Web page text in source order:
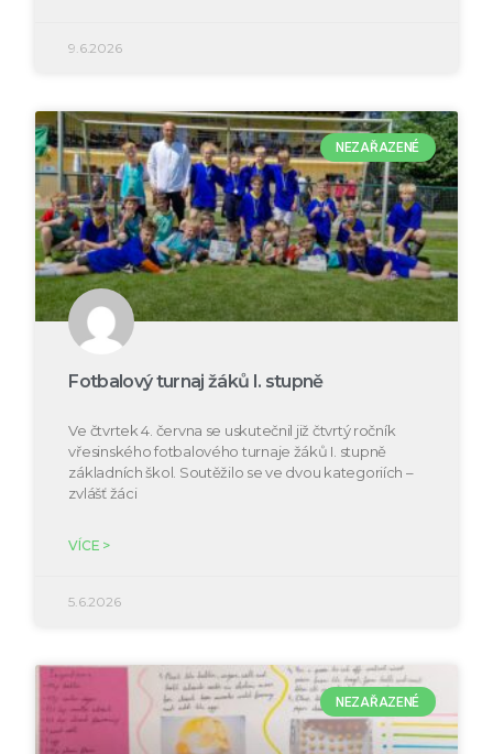
9.6.2026
NEZAŘAZENÉ
Fotbalový turnaj žáků I. stupně
Ve čtvrtek 4. června se uskutečnil již čtvrtý ročník
vřesinského fotbalového turnaje žáků I. stupně
základních škol. Soutěžilo se ve dvou kategoriích –
zvlášť žáci
VÍCE >
5.6.2026
NEZAŘAZENÉ